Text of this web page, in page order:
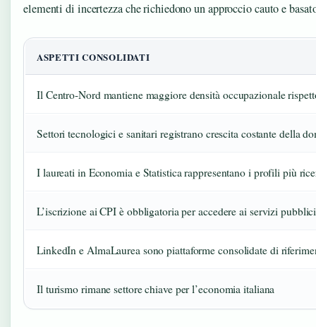
elementi di incertezza che richiedono un approccio cauto e
ASPETTI CONSOLIDATI
Il Centro-Nord mantiene maggiore densità occupazionale
Settori tecnologici e sanitari registrano crescita costante della
I laureati in Economia e Statistica rappresentano i profili più
L’iscrizione ai CPI è obbligatoria per accedere ai servizi pubblici
LinkedIn e AlmaLaurea sono piattaforme consolidate di
Il turismo rimane settore chiave per l’economia italiana